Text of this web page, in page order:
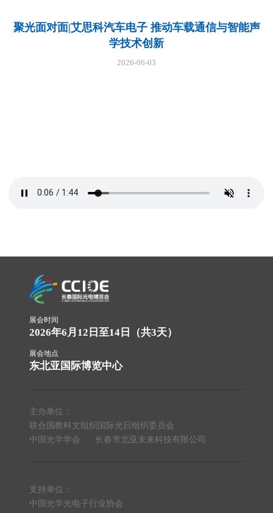
聚光面对面|艾思科汽车电子 推动车载通信与智能声
学技术创新
2026-06-03
展会时间
2026年6月12日至14日（共3天）
展会地点
东北亚国际博览中心
主办单位：
联合国教科文组织国际光日组织委员会
中国光学学会
长春市北亚未来科技有限公司
支持单位：
中国光学光电子行业协会